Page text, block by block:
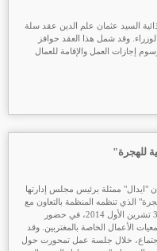
السيد عثمان علم الدين عقد سلة
وقد شمل هذا العقد حوافز
إجازات العمل والإقامة للعمال
للهجرة"
"ايدال" ممثلة برئيس مجلس إدارتها
الذي تنظمه المنظمة بالتعاون مع
وزارة الخارجية الايطالية والذي يُعقد في روما بين 2 و3 تشرين الأول 2014، في حضور
الأعمال الخاصة بالمغتربين. وقد
خلال جلسة عمل تمحورت حول